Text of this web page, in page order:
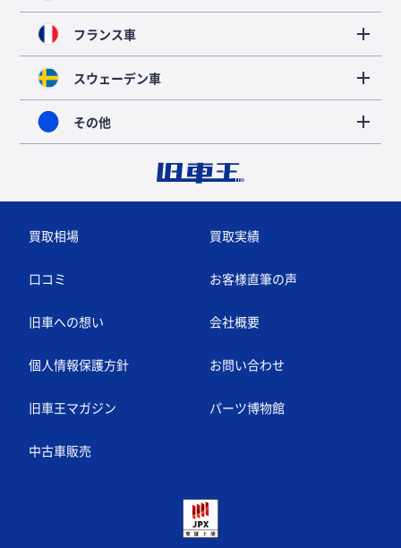
フランス車
スウェーデン車
その他
買取相場 買取実績
口コミ お客様直筆の声
旧車への想い 会社概要
個人情報保護方針 お問い合わせ
旧車王マガジン パーツ博物館
中古車販売